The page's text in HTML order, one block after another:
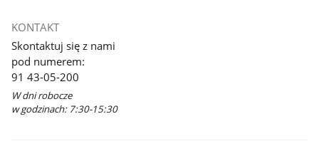
KONTAKT
Skontaktuj się z nami
pod numerem:
91 43-05-200
W dni robocze
w godzinach: 7:30-15:30